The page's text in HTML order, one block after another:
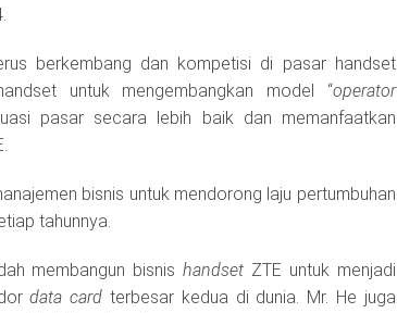
berkembang dan kompetisi di pasar handset
untuk mengembangkan model “operator
pasar secara lebih baik dan memanfaatkan
bisnis untuk mendorong laju pertumbuhan
tahunnya.
membangun bisnishandset ZTE untuk menjadi
data card terbesar kedua di dunia. Mr. He juga